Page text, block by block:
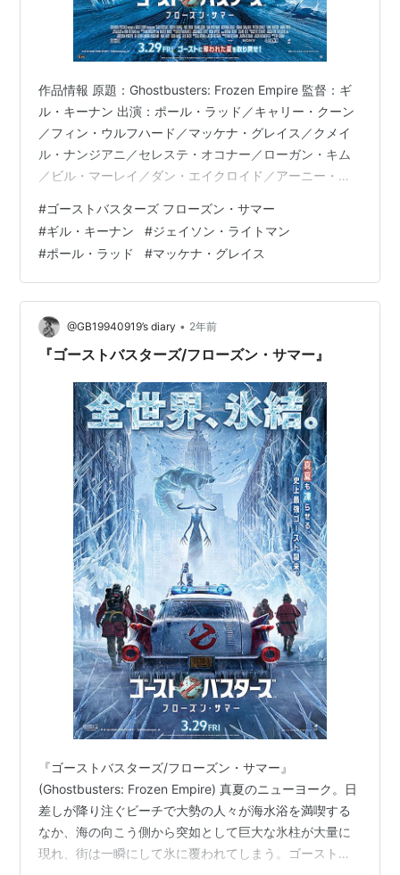
作品情報 原題：Ghostbusters: Frozen Empire 監督：ギ
ル・キーナン 出演：ポール・ラッド／キャリー・クーン
／フィン・ウルフハード／マッケナ・グレイス／クメイ
ル・ナンジアニ／セレステ・オコナー／ローガン・キム
／ビル・マーレイ／ダン・エイクロイド／アーニー・ハ
ームズ・アカスター／エミリー・アリン・リンド 制作
国：アメリカ 上映時間：115分 配給：ソニー・ピクチャ
ーズエンタテインメント 年齢制限： G あらすじ 新生ゴ
ーストバスターズとしてニューヨークに越してきたスペ
ングラー家は、ゴースト退治の日々を過ごしていたが街
を破壊…
#ゴーストバスターズ フローズン・サマー
#ギル・キーナン #ジェイソン・ライトマン
#ポール・ラッド #マッケナ・グレイス
@GB19940919’s diary • 2年前
『ゴーストバスターズ/フローズン・サマー』
『ゴーストバスターズ/フローズン・サマー』
(Ghostbusters: Frozen Empire) 真夏のニューヨーク。日
差しが降り注ぐビーチで大勢の人々が海水浴を満喫する
なか、海の向こう側から突如として巨大な氷柱が大量に
現れ、街は一瞬にして氷に覆われてしまう。ゴーストバ